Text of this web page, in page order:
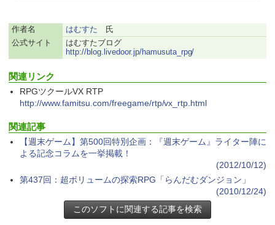
Robloxギフトカード - 2,000 Robux 【限
ラインコード版
￥3,200
Robloxギフトカード - 1000 Robux 【限
定バーチャルアイテムを含む】 【オンラ
インゲームコード】 ロブロックス |オン
ClaudeCode いちばんやさしい 教科書:
非エンジニア 初心者 素人 でも安心 使い
方 マニュアル AI副業にもコンテンツ作成
めのAIコーディング入門シリーズ
￥99
FM TOWNS ハイパー・カタログ: 本体ハ
ードウェア・市販ソフトウェアのパーフ
ェクトリストと最新エミュレータ紹介
￥1,600
1冊ですべて身につくHTML & CSSとWe
￥19,980
ション (32GB) 7インチディスプレイ、明
るさ自動調整、色調調節ライト、12週間
持続バッテリー、広告なし、メタリック
￥32,980
Amazon Kindle Colorsoft | 16GBストレ
ージ、防水、7インチカラーディスプレ
イ、色調調節ライト、最大8週間持続バッ
テリー、広告無し、ブラック (2025年発
売)
作者名 はむすた 氏
公式サイト
はむすたブログ
http://blog.livedoor.jp/hamusuta_rpg/
関連リンク
RPGツクールVX RTP
http://www.famitsu.com/freegame/rtp/vx_rtp.html
関連記事
【週末ゲーム】第500回特別企画：『週末ゲーム』ライター陣に
よる記念コラムを一挙掲載！
(2012/10/12)
第437回：超ボリュームの探索RPG「らんだむダンジョン」
(2010/12/24)